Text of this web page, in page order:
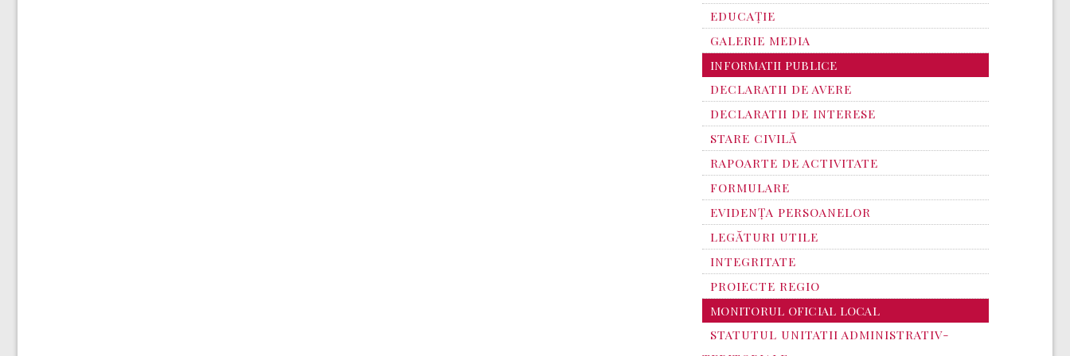
EDUCAȚIE
GALERIE MEDIA
INFORMATII PUBLICE
DECLARATII DE AVERE
DECLARATII DE INTERESE
STARE CIVILĂ
RAPOARTE DE ACTIVITATE
FORMULARE
EVIDENȚA PERSOANELOR
LEGĂTURI UTILE
INTEGRITATE
PROIECTE REGIO
MONITORUL OFICIAL LOCAL
STATUTUL UNITATII ADMINISTRATIV-